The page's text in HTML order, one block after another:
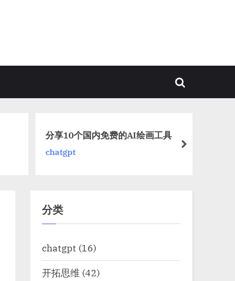
Toggle
分享10个国内免费的AI绘画工具
chatgpt next
分类
chatgpt (16)
开拓思维 (42)